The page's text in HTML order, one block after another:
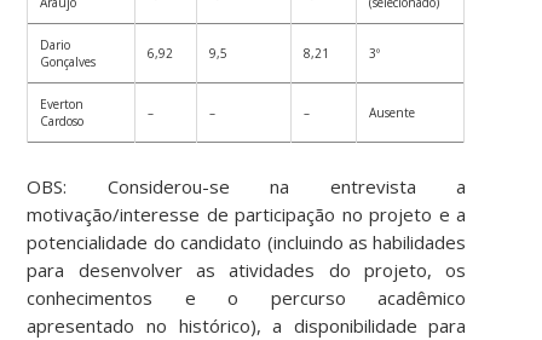
Dario
Gonçalves
6,92 9,5 8,21 3º
Everton
Cardoso
– – – Ausente
OBS: Considerou-se na entrevista a
motivação/interesse de participação no projeto e a
potencialidade do candidato (incluindo as habilidades
para desenvolver as atividades do projeto, os
conhecimentos e o percurso acadêmico
apresentado no histórico), a disponibilidade para